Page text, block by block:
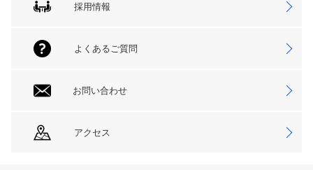
採用情報
よくあるご質問
お問い合わせ
アクセス